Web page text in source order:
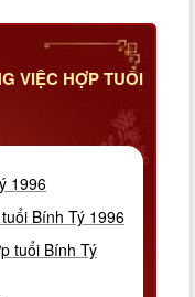
VIỆC HỢP TUỔI
1996
Bính Tý 1996
tuổi Bính Tý